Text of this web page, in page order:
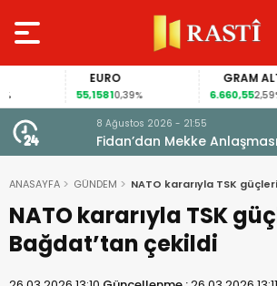
EURO
55,15810,39%
GRAM ALTIN
6.660,552,59%
8 Ağustos 2026 - 21:55
Fidan’dan Mekke Anlaşması için: Bize saldırmayan
hiçbir ülke hedefimizde değil
ANASAYFA GÜNDEM NATO kararıyla TSK
NATO kararıyla TSK
Bağdat’tan çekildi